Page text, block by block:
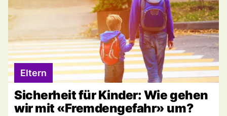
Eltern
Sicherheit für Kinder: Wie gehen
wir mit «Fremdengefahr» um?